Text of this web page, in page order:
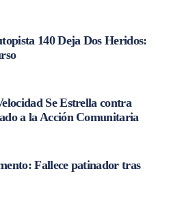
140 Deja Dos Heridos:
Se Estrella contra
a la Acción Comunitaria
Fallece patinador tras